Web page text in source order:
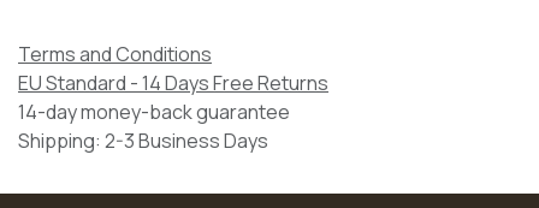
Terms and Conditions
EU Standard - 14 Days Free Returns
14-day money-back guarantee
Shipping: 2-3 Business Days